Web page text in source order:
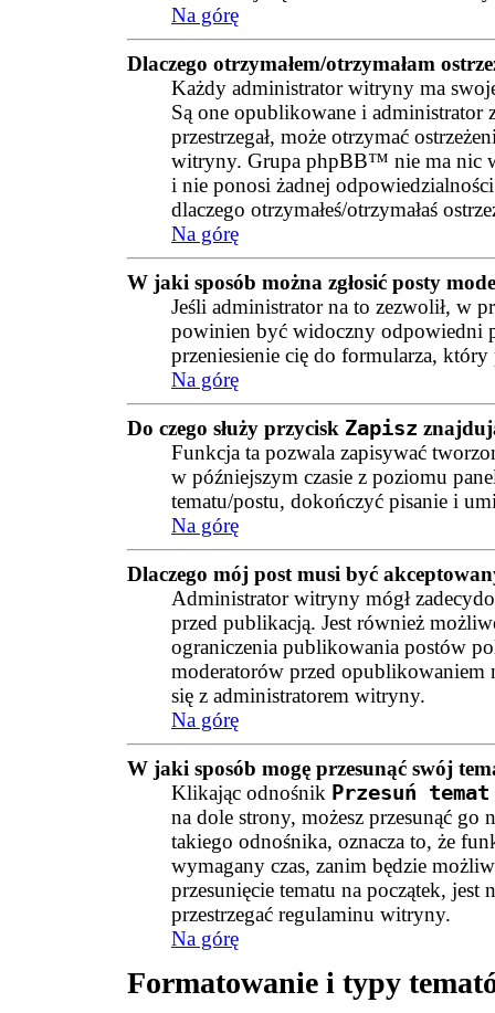
Na górę
Dlaczego otrzymałem/otrzymałam
Każdy administrator witryny ma
Są one opublikowane i administrator
przestrzegał, może otrzymać
witryny. Grupa phpBB™ nie ma nic
i nie ponosi żadnej
dlaczego otrzymałeś/otrzymałaś
Na górę
W jaki sposób można zgłosić posty
Jeśli administrator na to zezwolił, w
powinien być widoczny odpowiedni
przeniesienie cię do formularza,
Na górę
Do czego służy przycisk Zapisz
Funkcja ta pozwala zapisywać
w późniejszym czasie z poziomu
tematu/postu, dokończyć pisanie i
Na górę
Dlaczego mój post musi być
Administrator witryny mógł
przed publikacją. Jest również
ograniczenia publikowania postów
moderatorów przed
się z administratorem witryny.
Na górę
W jaki sposób mogę przesunąć swój
Klikając odnośnik Przesuń
na dole strony, możesz przesunąć go
takiego odnośnika, oznacza to, że
wymagany czas, zanim będzie
przesunięcie tematu na początek,
przestrzegać regulaminu witryny.
Na górę
Formatowanie i typy